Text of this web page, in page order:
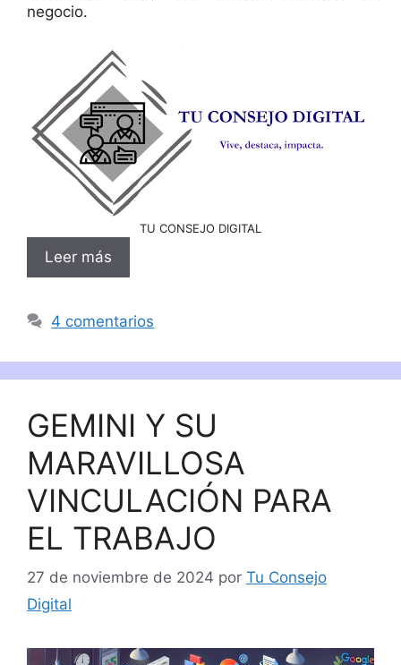
negocio.
TU CONSEJO DIGITAL
Leer más
4 comentarios
GEMINI Y SU
MARAVILLOSA
VINCULACIÓN PARA
EL TRABAJO
27 de noviembre de 2024 por Tu Consejo
Digital